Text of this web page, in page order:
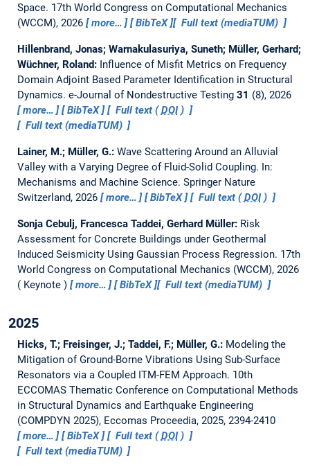
Space. 17th World Congress on Computational Mechanics
(WCCM), 2026
more… BibTeX Full text (mediaTUM)
Hillenbrand, Jonas; Warnakulasuriya, Suneth; Müller, Gerhard;
Wüchner, Roland: Influence of Misfit Metrics on Frequency
Domain Adjoint Based Parameter Identification in Structural
Dynamics. e-Journal of Nondestructive Testing 31 (8), 2026
more…
BibTeX Full text (DOI)
Full text (mediaTUM)
Lainer, M.; Müller, G.: Wave Scattering Around an Alluvial
Valley with a Varying Degree of Fluid-Solid Coupling. In:
Mechanisms and Machine Science. Springer Nature
Switzerland, 2026
more… BibTeX Full text (DOI)
Sonja Cebulj, Francesca Taddei, Gerhard Müller: Risk
Assessment for Concrete Buildings under Geothermal
Induced Seismicity Using Gaussian Process Regression. 17th
World Congress on Computational Mechanics (WCCM), 2026
Keynote
more… BibTeX Full text (mediaTUM)
2025
Hicks, T.; Freisinger, J.; Taddei, F.; Müller, G.: Modeling the
Mitigation of Ground-Borne Vibrations Using Sub-Surface
Resonators via a Coupled ITM-FEM Approach. 10th
ECCOMAS Thematic Conference on Computational Methods
in Structural Dynamics and Earthquake Engineering
(COMPDYN 2025), Eccomas Proceedia, 2025, 2394-2410
more…
BibTeX Full text (DOI)
Full text (mediaTUM)